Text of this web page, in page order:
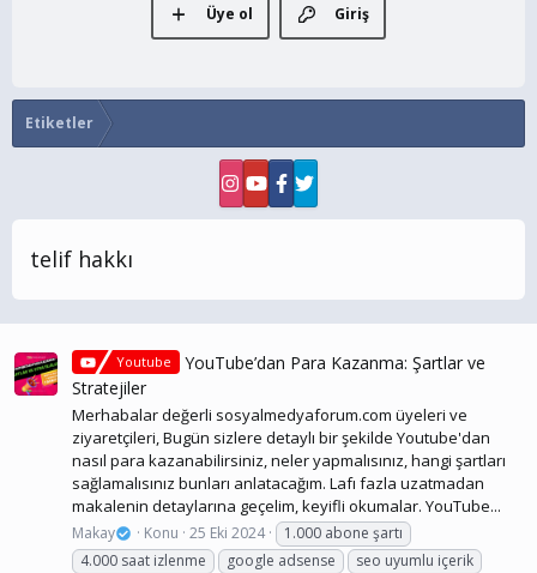
Giriş
Üye ol
Etiketler
telif hakkı
Youtube
YouTube’dan Para Kazanma: Şartlar ve
Stratejiler
Merhabalar değerli sosyalmedyaforum.com üyeleri ve
ziyaretçileri, Bugün sizlere detaylı bir şekilde Youtube'dan
nasıl para kazanabilirsiniz, neler yapmalısınız, hangi şartları
sağlamalısınız bunları anlatacağım. Lafı fazla uzatmadan
makalenin detaylarına geçelim, keyifli okumalar. YouTube...
Makay Konu 25 Eki 2024
1.000 abone şartı
4.000 saat izlenme
google adsense
seo uyumlu içerik